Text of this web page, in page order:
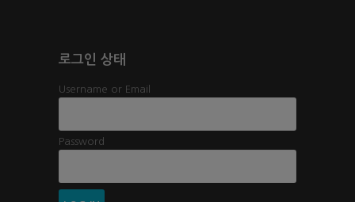
로그인 상태
Username or Email
Password